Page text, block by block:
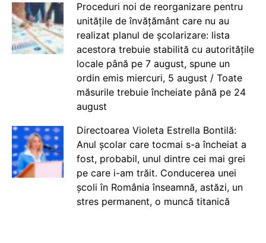
Proceduri noi de reorganizare pentru
unitățile de învățământ care nu au
realizat planul de școlarizare: lista
acestora trebuie stabilită cu autoritățile
locale până pe 7 august, spune un
ordin emis miercuri, 5 august / Toate
măsurile trebuie încheiate până pe 24
august
Directoarea Violeta Estrella Bontilă:
Anul școlar care tocmai s-a încheiat a
fost, probabil, unul dintre cei mai grei
pe care i-am trăit. Conducerea unei
școli în România înseamnă, astăzi, un
stres permanent, o muncă titanică